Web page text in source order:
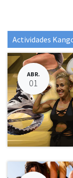
Actividades
ABR.
01